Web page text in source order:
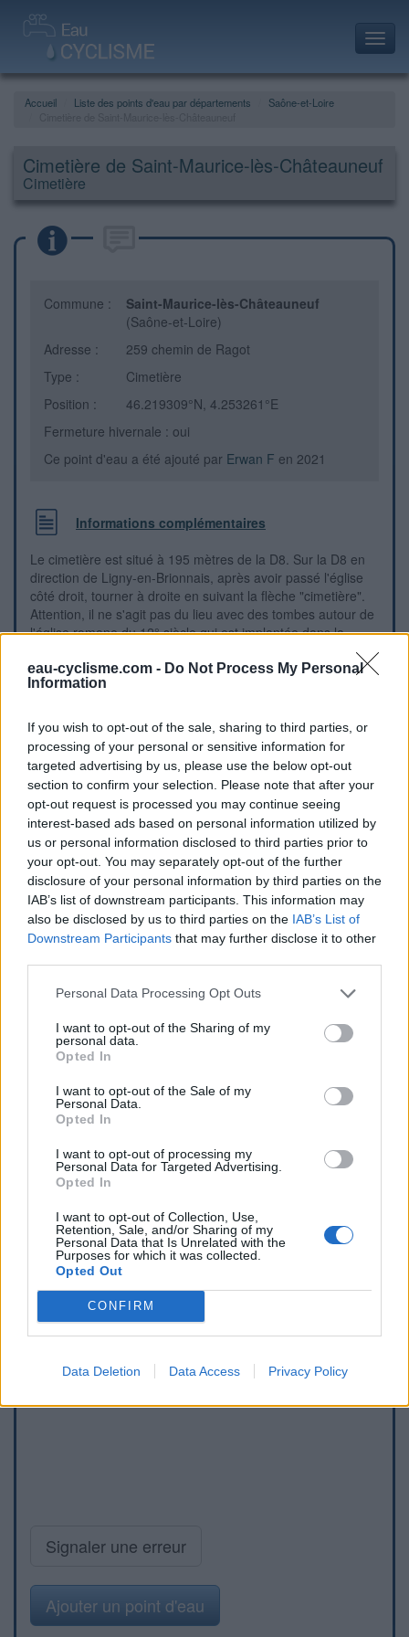
eau-cyclisme.com - Do Not Process My Personal
Information
If you wish to opt-out of the sale, sharing to third parties, or
processing of your personal or sensitive information for
targeted advertising by us, please use the below opt-out
section to confirm your selection. Please note that after your
opt-out request is processed you may continue seeing
interest-based ads based on personal information utilized by
us or personal information disclosed to third parties prior to
your opt-out. You may separately opt-out of the further
disclosure of your personal information by third parties on the
IAB’s list of downstream participants. This information may
also be disclosed by us to third parties on the IAB’s List of
Downstream Participants that may further disclose it to other
Personal Data Processing Opt Outs
I want to opt-out of the Sharing of my
personal data.
Opted In
I want to opt-out of the Sale of my
Personal Data.
Opted In
I want to opt-out of processing my
Personal Data for Targeted Advertising.
Opted In
I want to opt-out of Collection, Use,
Retention, Sale, and/or Sharing of my
Personal Data that Is Unrelated with the
Purposes for which it was collected.
Opted Out
CONFIRM
Data Deletion Data Access Privacy Policy
Accueil Liste des points d'eau par départements
Saône-et-Loire
Cimetière de Saint-Maurice-lès-Châteauneuf
Cimetière
Commune :
Saint-Maurice-lès-Châteauneuf
(Saône-et-Loire)
Adresse :
259 chemin de Ragot
Type :
Cimetière
Position :
46.219309°N, 4.253261°E
Fermeture hivernale : oui
Ce point d'eau a été ajouté par Erwan F en 2021
Informations complémentaires
Le cimetière est situé à 195 mètres de la D8. Sur la D8 en
direction de Ligny-en-Brionnais, après avoir passé l'église
côté droit, tourner à droite en suivant la flèche "cimetière".
Attention, il ne s'agit pas du lieu avec des tombes autour de
l'église romane du 12° siècle qui est implantée dans la
fourche entre la D8 et la rue empruntée, il faut continuer sur
la route qui descend et remonte avant de faire une courbe à
gauche. Le cimetière est côté gauche juste après ledit
portail.
Repères visuels
Afficher la carte
Signaler une erreur
Ajouter un point d'eau